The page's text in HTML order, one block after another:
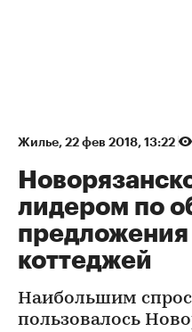
Жилье⁠, 22 фев 2018, 13:22
лидером по
коттеджей
Наибольшим
пользовалось